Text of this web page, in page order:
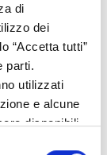
di
dei
“Accetta tutti”
parti.
utilizzati
e alcune
disponibili.